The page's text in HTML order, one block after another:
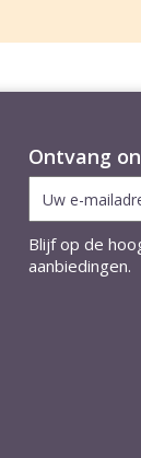
Ontvang
Blijf op de
aanbiedingen.